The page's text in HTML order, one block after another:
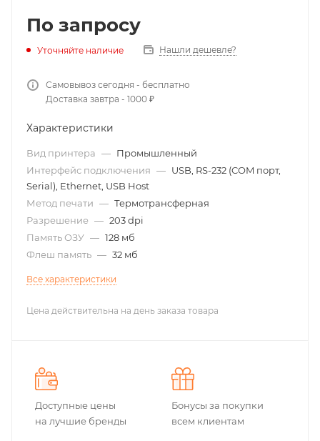
По запросу
Уточняйте наличие Нашли дешевле?
Самовывоз сегодня - бесплатно
Доставка завтра - 1000 ₽
Характеристики
Вид принтера — Промышленный
Интерфейс подключения — USB, RS-232 (COM порт,
Serial), Ethernet, USB Host
Метод печати — Термотрансферная
Разрешение — 203 dpi
Память ОЗУ — 128 мб
Флеш память — 32 мб
Все характеристики
Цена действительна на день заказа товара
Доступные цены
на лучшие бренды
Бонусы за покупки
всем клиентам